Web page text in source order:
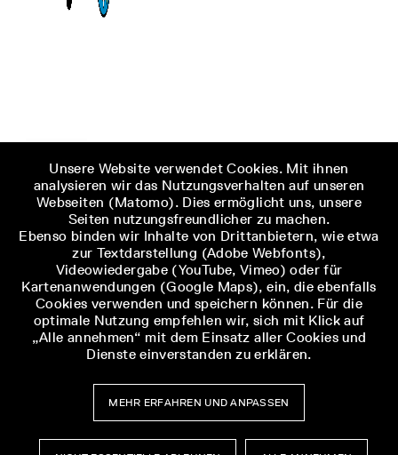
Unsere Website verwendet Cookies. Mit ihnen
analysieren wir das Nutzungsverhalten auf unseren
Webseiten (Matomo). Dies ermöglicht uns, unsere
Seiten nutzungsfreundlicher zu machen.
Ebenso binden wir Inhalte von Drittanbietern, wie etwa
zur Textdarstellung (Adobe Webfonts),
Videowiedergabe (YouTube, Vimeo) oder für
Kartenanwendungen (Google Maps), ein, die ebenfalls
Cookies verwenden und speichern können. Für die
optimale Nutzung empfehlen wir, sich mit Klick auf
„Alle annehmen“ mit dem Einsatz aller Cookies und
Dienste einverstanden zu erklären.
MEHR ERFAHREN UND ANPASSEN